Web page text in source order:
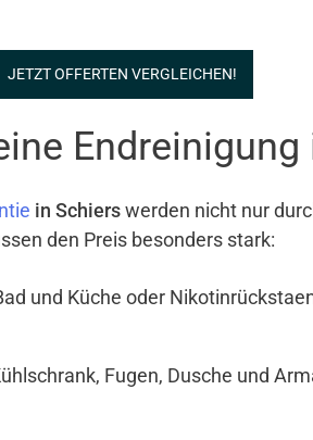
JETZT OFFERTEN VERGLEICHEN!
Endreinigung
in Schierswerden nicht nur
den Preis besonders stark:
und Küche oder
Fugen, Dusche und